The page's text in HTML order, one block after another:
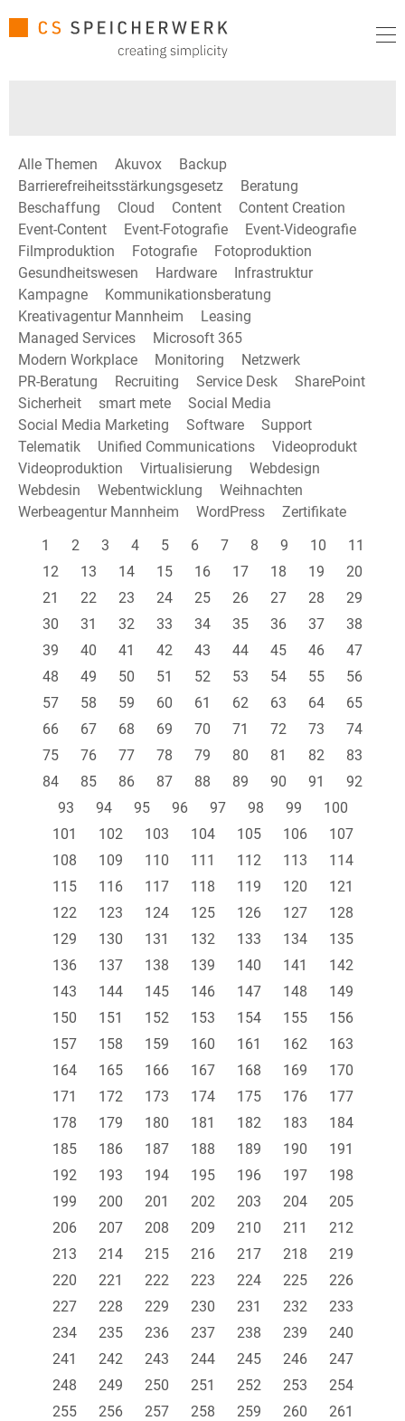
Alle Themen Akuvox
Backup
Barrierefreiheitsstärkungsgesetz
Beratung
Beschaffung
Cloud Content
Content Creation
Event-Content
Event-Fotografie
Event-Videografie
Filmproduktion
Fotografie
Fotoproduktion
Gesundheitswesen
Hardware
Infrastruktur
Kampagne
Kommunikationsberatung
Kreativagentur Mannheim
Leasing
Managed Services
Microsoft 365
Modern Workplace
Monitoring
Netzwerk
PR-Beratung
Recruiting Service Desk
SharePoint
Sicherheit
smart mete
Social Media
Social Media Marketing
Software
Support
Telematik
Unified Communications
Videoprodukt
Videoproduktion
Virtualisierung
Webdesign
Webdesin
Webentwicklung
Weihnachten
Werbeagentur Mannheim
WordPress
Zertifikate
1
2 3 4 5 6 7 8 9 10
11
12
13 14 15 16 17 18 19
20
21
22 23 24 25 26 27 28
29
30
31 32 33 34 35 36 37
38
39
40 41 42 43 44 45 46
47
48
49 50 51 52 53 54 55
56
57
58 59 60 61 62 63 64
65
66
67 68 69 70 71 72 73
74
75
76 77 78 79 80 81 82
83
84
85 86 87 88 89 90 91
92
93
94 95 96 97 98 99
100
101
102 103 104 105 106
107
108
109 110 111 112 113
114
115
116 117 118 119 120
121
122
123 124 125 126 127
128
129
130 131 132 133 134
135
136
137 138 139 140 141
142
143
144 145 146 147 148
149
150
151 152 153 154 155
156
157
158 159 160 161 162
163
164
165 166 167 168 169
170
171
172 173 174 175 176
177
178
179 180 181 182 183
184
185
186 187 188 189 190
191
192
193 194 195 196 197
198
199
200 201 202 203 204
205
206
207 208 209 210 211
212
213
214 215 216 217 218
219
220
221 222 223 224 225
226
227
228 229 230 231 232
233
234
235 236 237 238 239
240
241
242 243 244 245 246
247
248
249 250 251 252 253
254
255
256 257 258 259 260
261